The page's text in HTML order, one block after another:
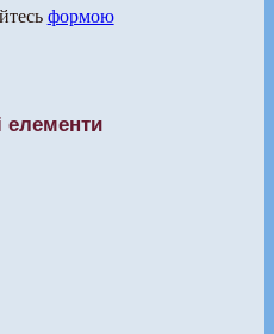
формою
елементи